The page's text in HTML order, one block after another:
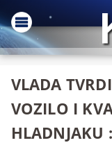
VLADA
VOZILO I
HLADNJAKU